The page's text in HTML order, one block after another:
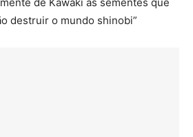
destruir o mundo shinobi”